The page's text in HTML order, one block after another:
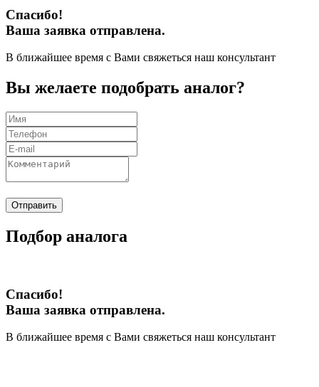
Спасибо!
Ваша заявка отправлена.
В ближайшее время с Вами свяжеться наш консультант
Вы желаете подобрать аналог?
Отправить
Подбор аналога
Спасибо!
Ваша заявка отправлена.
В ближайшее время с Вами свяжеться наш консультант